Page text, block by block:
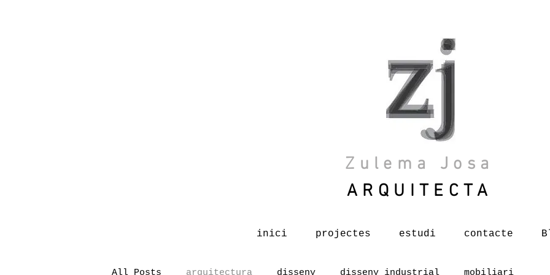
Zulema Josa
ARQUITECTA
inici projectes estudi contacte
All Posts arquitectura disseny disseny industrial mobiliari